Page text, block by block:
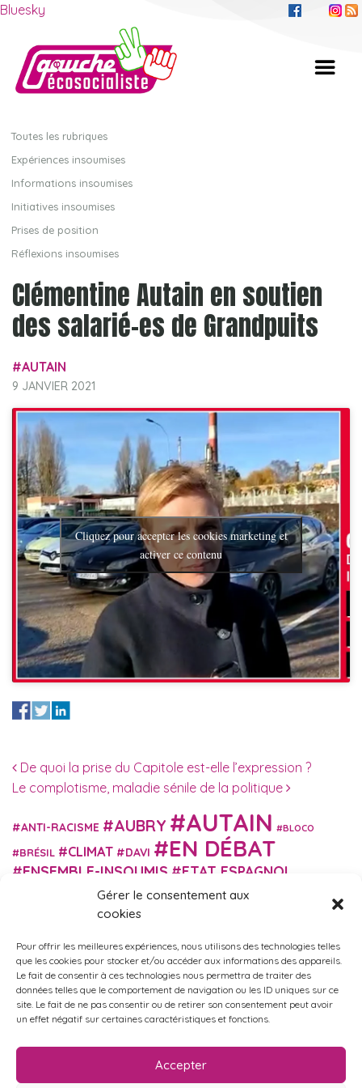
Gérer le consentement aux
cookies
Pour offrir les meilleures expériences, nous utilisons des technologies telles
que les cookies pour stocker et/ou accéder aux informations des appareils.
Le fait de consentir à ces technologies nous permettra de traiter des
données telles que le comportement de navigation ou les ID uniques sur ce
site. Le fait de ne pas consentir ou de retirer son consentement peut avoir
un effet négatif sur certaines caractéristiques et fonctions.
Accepter
Bluesky
Toutes les rubriques
Expériences insoumises
Informations insoumises
Initiatives insoumises
Prises de position
Réflexions insoumises
Clémentine Autain en soutien
des salarié-es de Grandpuits
AUTAIN
9 JANVIER 2021
Cliquez pour accepter les cookies marketing et
activer ce contenu
Navigation des articles
De quoi la prise du Capitole est-elle l’expression ?
Le complotisme, maladie sénile de la politique
ANTI-RACISME AUBRY AUTAIN BLOCO
BRÉSIL CLIMAT DAVI EN DÉBAT
ENSEMBLE-INSOUMIS ETAT ESPAGNOL
EUROPE EXTRÊME DROITE FASCISME
FRANCE INSOUMISE
HISTOIRE IMMIGRATION ISRAËL PALESTINE ITALIE
MACRON MARTIN MARXISME MIGRANT-ES
MUNICIPALES MÉLENCHON NUPES OBONO
OCCITANIE PORTUGAL RETRAITES RUSSIE
VIOLENCES SEXISTES ÉCOLOGIE
ÉCOSOCIALISME ÉLECTIONS